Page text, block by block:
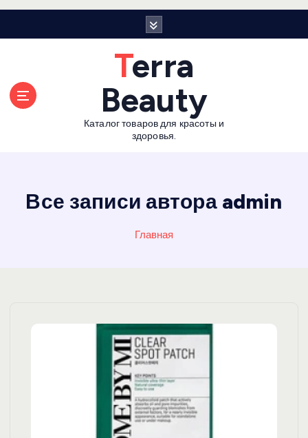
Terra
Beauty
Каталог товаров для красоты и
здоровья.
Все записи автора admin
Главная